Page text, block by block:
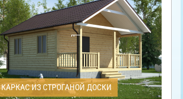
ИЗ СТРОГАНОЙ ДОСКИ